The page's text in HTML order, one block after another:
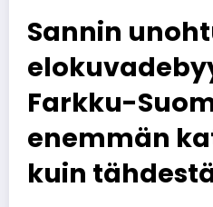
Sannin
Farkku-
enemmän
kuin